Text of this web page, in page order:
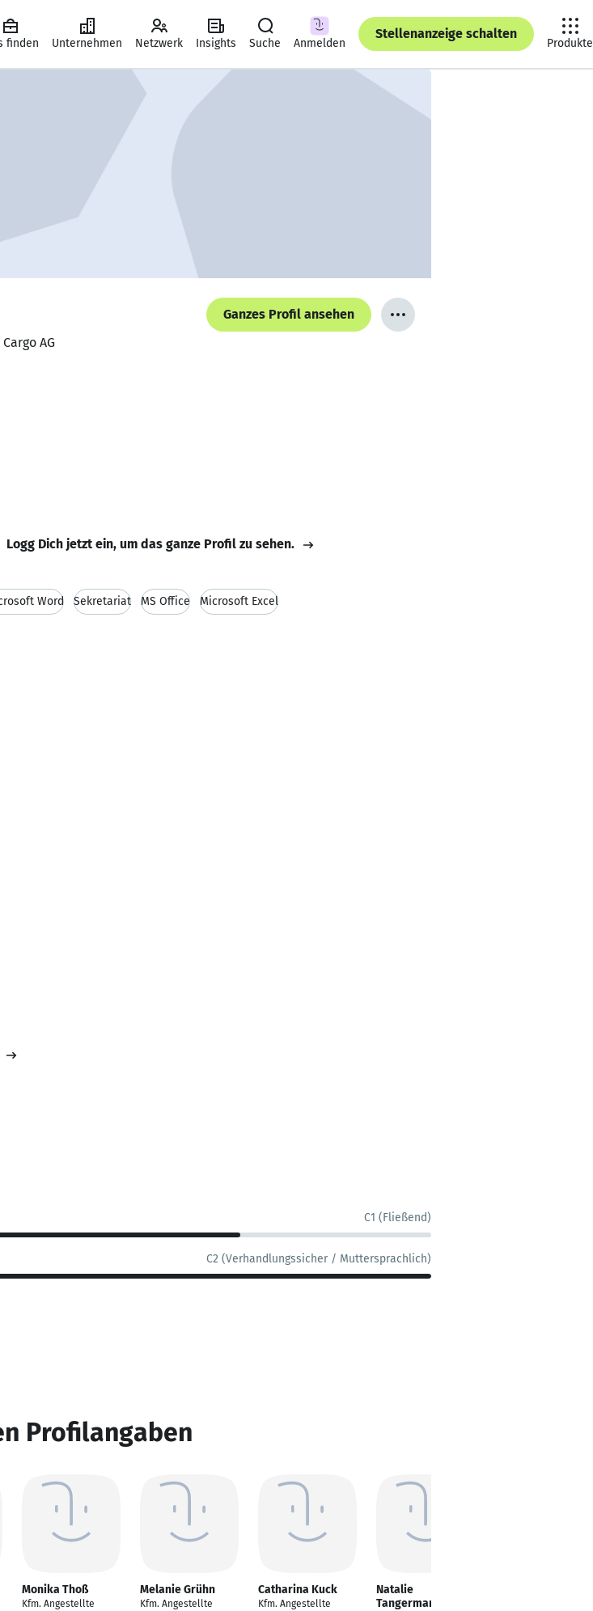
finden Unternehmen Netzwerk Insights Suche Anmelden
Stellenanzeige schalten
Produkte
Ganzes Profil ansehen
AG
Logg Dich jetzt ein, um das ganze Profil zu sehen.
Word Sekretariat MS Office Microsoft Excel
C1 (Fließend)
C2 (Verhandlungssicher / Muttersprachlich)
Profilangaben
Monika Thoß
Kfm. Angestellte
Melanie Grühn
Kfm. Angestellte
Catharina Kuck
Kfm. Angestellte
Natalie
Tangermann